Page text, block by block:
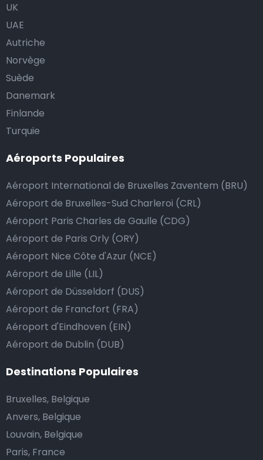
UK
UAE
Autriche
Norvège
Suède
Danemark
Finlande
Turquie
Aéroports Populaires
Aéroport International de Bruxelles Zaventem (BRU)
Aéroport de Bruxelles-Sud Charleroi (CRL)
Aéroport Paris Charles de Gaulle (CDG)
Aéroport de Paris Orly (ORY)
Aéroport Nice Côte d'Azur (NCE)
Aéroport de Lille (LIL)
Aéroport de Düsseldorf (DUS)
Aéroport de Francfort (FRA)
Aéroport d'Eindhoven (EIN)
Aéroport de Dublin (DUB)
Destinations Populaires
Bruxelles, Belgique
Anvers, Belgique
Louvain, Belgique
Paris, France